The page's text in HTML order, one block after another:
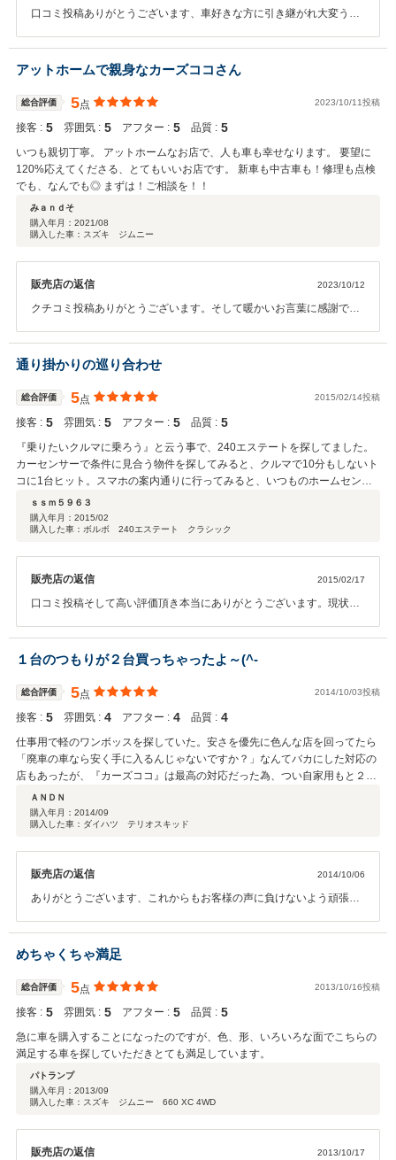
口コミ投稿ありがとうございます、車好きな方に引き継がれ大変うれ
よろしくお願い致します。
アットホームで親身なカーズココさん
総合評価 5点 2023/10/11投稿
接客 : 5 雰囲気 : 5 アフター : 5 品質 : 5
いつも親切丁寧。 アットホームなお店で、人も車も幸せなります。 要望に
120%応えてくださる、とてもいいお店です。 新車も中古車も！修理も点検
でも、なんでも◎ まずは！ご相談を！！
みａｎｄそ
購入年月： 2021/08
購入した車：スズキ ジムニー
販売店の返信 2023/10/12
クチコミ投稿ありがとうございます。そして暖かいお言葉に感謝で
くお願い致します。
通り掛かりの巡り合わせ
総合評価 5点 2015/02/14投稿
接客 : 5 雰囲気 : 5 アフター : 5 品質 : 5
『乗りたいクルマに乗ろう』と云う事で、240エステートを探してました。
カーセンサーで条件に見合う物件を探してみると、クルマで10分もしないト
コに1台ヒット。スマホの案内通りに行ってみると、いつものホームセンタ
ーへの道のりの途中にある小さな中古車屋さんでした。 「そーいえばボルボ
あったねぇ！」 と、早速クルマを見せて貰うと、実は物凄くコンディション
も良い物件でトントン拍子で購入に至りました。 おそらく専門店であれば、
得に念願の240オーナーになれました。探していた1台がこれ程近くで見つか
ってしまうのは、カーセンサーの検索力もさる事ながら、輸入車の多い横浜
んにも『ご縁』があったんだと、今回の購入を改めて嬉しく思いました。 も
ちろん、キッカケはカーセンサーですが…。
ｓｓｍ５９６３
購入年月： 2015/02
購入した車：ボルボ 240エステート クラシック
販売店の返信 2015/02/17
口コミ投稿そして高い評価頂き本当にありがとうございます。現状販
限りの事はさせていただきますのでお気軽にお問い合わせください。
１台のつもりが２台買っちゃったよ～(^-
総合評価 5点 2014/10/03投稿
接客 : 5 雰囲気 : 4 アフター : 4 品質 : 4
仕事用で軽のワンボッスを探していた。安さを優先に色んな店を回ってたら
「廃車の車なら安く手に入るんじゃないですか？」なんてバカにした対応の
店もあったが、『カーズココ』は最高の対応だった為、つい自家用もと２台
買っちゃったよ～(^-^)やはり車選びも人柄次第ですね(笑)良い出逢いが出来
て大満足ですよ(^-^ゞ
ＡＮＤＮ
購入年月： 2014/09
購入した車：ダイハツ テリオスキッド
販売店の返信 2014/10/06
ありがとうございます、これからもお客様の声に負けないよう頑張り
めちゃくちゃ満足
総合評価 5点 2013/10/16投稿
接客 : 5 雰囲気 : 5 アフター : 5 品質 : 5
急に車を購入することになったのですが、色、形、いろいろな面でこちらの
満足する車を探していただきとても満足しています。
パトランプ
購入年月： 2013/09
購入した車：スズキ ジムニー 660 XC 4WD
販売店の返信 2013/10/17